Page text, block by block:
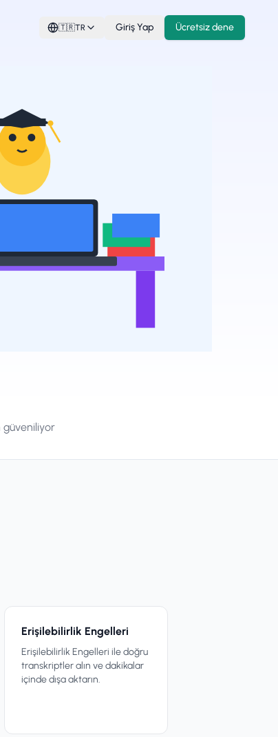
🇹🇷TR Giriş Yap Ücretsiz dene
güveniliyor
Erişilebilirlik Engelleri
Erişilebilirlik Engelleri ile doğru
transkriptler alın ve dakikalar
içinde dışa aktarın.